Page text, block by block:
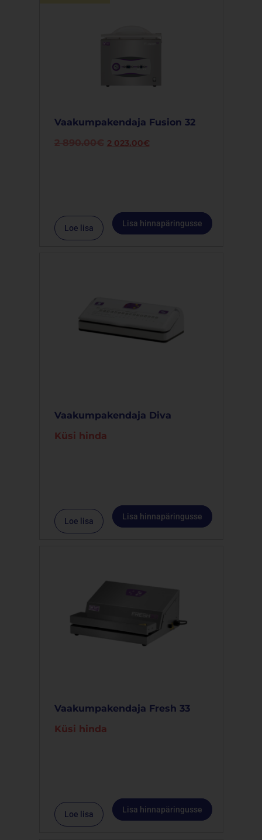
Vaakumpakendaja Fusion 32
2 890.00€ 2 023.00€
Loe lisa Lisa hinnapäringusse
Vaakumpakendaja Diva
Küsi hinda
Loe lisa Lisa hinnapäringusse
Vaakumpakendaja Fresh 33
Küsi hinda
Loe lisa Lisa hinnapäringusse